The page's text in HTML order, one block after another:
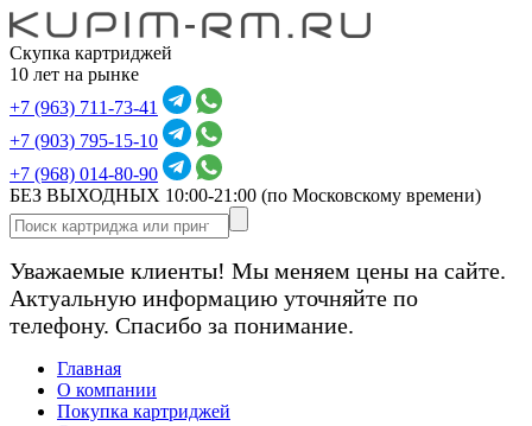
Скупка картриджей
10 лет на рынке
+7 (963) 711-73-41
+7 (903) 795-15-10
+7 (968) 014-80-90
БЕЗ ВЫХОДНЫХ 10:00-21:00 (по Московскому времени)
Уважаемые клиенты! Мы меняем цены на сайте.
Актуальную информацию уточняйте по
телефону. Спасибо за понимание.
Главная
О компании
Покупка картриджей